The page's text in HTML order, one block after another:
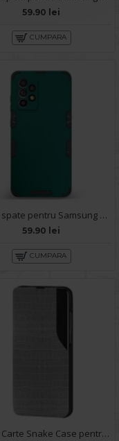
59.90 lei
CUMPARA
Husa spate pentru Samsung Galaxy A72 - Mantis Case Verde Crud / Negru
59.90 lei
CUMPARA
Husa Carte Snake Case pentru Samsung Galaxy A72 - Gri